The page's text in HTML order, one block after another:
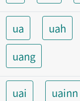
ua uah
uang
uai uainn